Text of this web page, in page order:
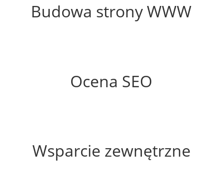
Budowa strony WWW
Ocena SEO
Wsparcie zewnętrzne